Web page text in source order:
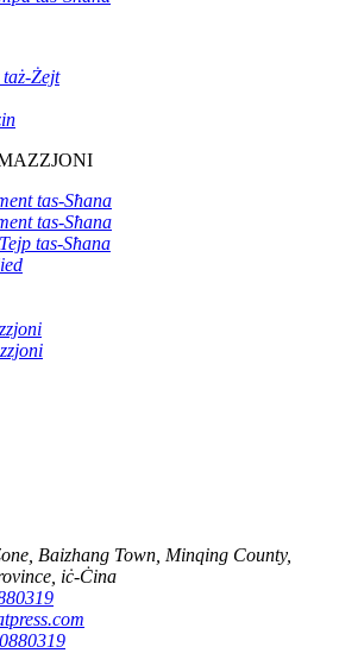
Żejt
tas-Sħana
tas-Sħana
tas-Sħana
Baizhang Town, Minqing County,
iċ-Ċina